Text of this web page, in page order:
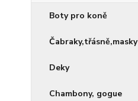
Boty pro koně
Čabraky,třásně,masky
Deky
Chambony, gogue